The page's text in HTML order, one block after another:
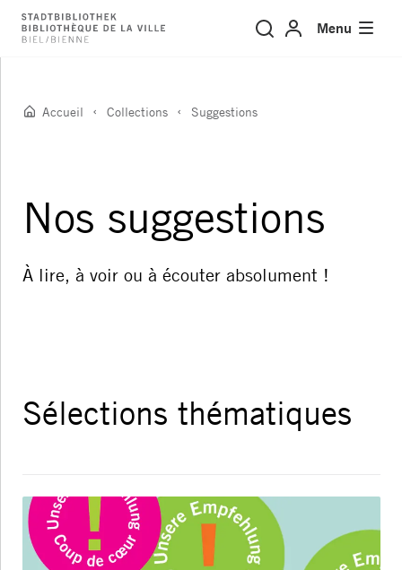
Suggestions
Menu
Accueil Collections Suggestions
Nos suggestions
À lire, à voir ou à écouter absolument !
Sélections thématiques